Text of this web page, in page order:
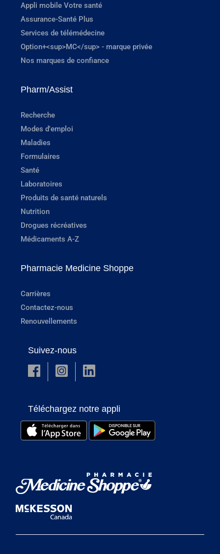
Appli mobile Votre santé
Assurance-Santé Plus
Services de télémédecine
Option+<sup>MC</sup> - marque privée
Nos marques de confiance
Pharm/Assist
Recherche
Modes d'emploi
Maladies
Formulaires
Santé
Laboratoires
Produits de santé naturels
Nutrition
Drogues récréatives
Médicaments A-Z
Pharmacie Medicine Shoppe
Carrières
Contactez-nous
Renouvellements
Suivez-nous
Téléchargez notre appli